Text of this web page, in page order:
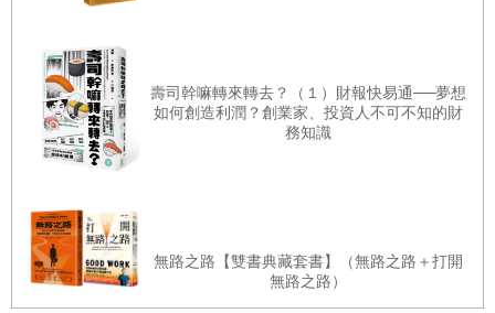
附錄
本書付印之際，前景猶是風雨飄搖。不過，儘管把心臟放大顆吧──靠著
本書的方法，還有 Company REFS的幫助，讀者應有能力打敗、甚至傲
視大盤。願原力與你同在！
推薦序│聚焦、重壓、安全防護，散戶兵法祖魯法則（呂張投資團隊總
監／呂宗耀）
壽司幹嘛轉來轉去？（１）財報快易通──夢想
如何創造利潤？創業家、投資人不可不知的財
務知識
無路之路【雙書典藏套書】（無路之路＋打開
無路之路）